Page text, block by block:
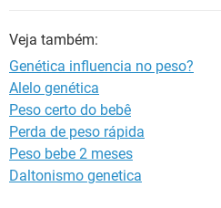
Veja também:
Genética influencia no peso?
Alelo genética
Peso certo do bebê
Perda de peso rápida
Peso bebe 2 meses
Daltonismo genetica